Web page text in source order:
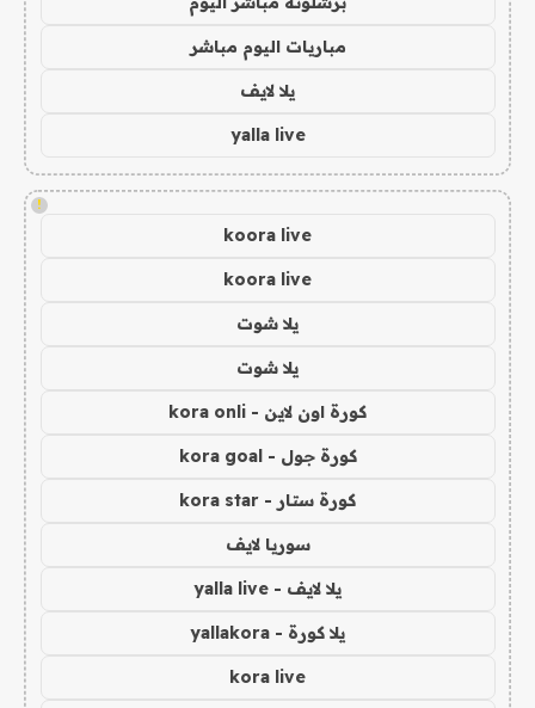
مباريات اليوم مباشر
يلا لايف
yalla live
!
koora live
koora live
يلا شوت
يلا شوت
كورة اون لاين - kora onli
كورة جول - kora goal
كورة ستار - kora star
سوريا لايف
يلا لايف - yalla live
يلا كورة - yallakora
kora live